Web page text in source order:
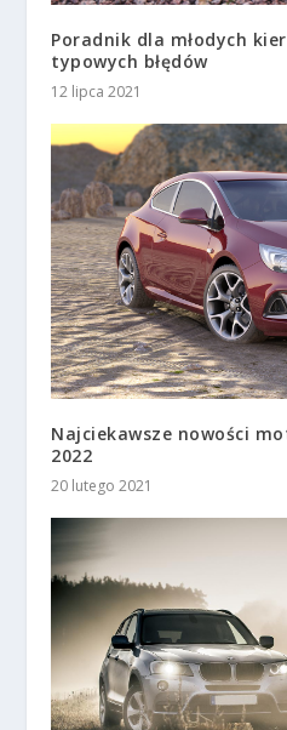
Poradnik dla młodych
typowych błędów
12 lipca 2021
Najciekawsze nowości
2022
20 lutego 2021